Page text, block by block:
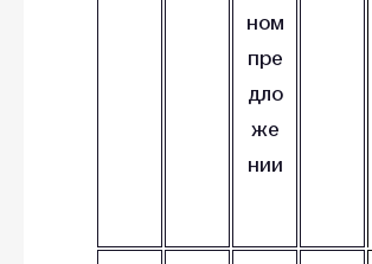
ном
пре
дло
же
нии